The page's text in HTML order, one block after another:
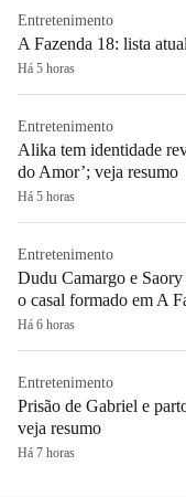
Entretenimento
A Fazenda 18: lista
Há 5 horas
Entretenimento
Alika tem identidade
do Amor’; veja resumo
Há 5 horas
Entretenimento
Dudu Camargo e Saory
o casal formado em A
Há 6 horas
Entretenimento
Prisão de Gabriel e
veja resumo
Há 7 horas